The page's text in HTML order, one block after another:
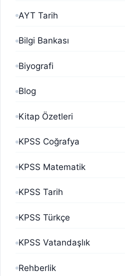
AYT Tarih
Bilgi Bankası
Biyografi
Blog
Kitap Özetleri
KPSS Coğrafya
KPSS Matematik
KPSS Tarih
KPSS Türkçe
KPSS Vatandaşlık
Rehberlik